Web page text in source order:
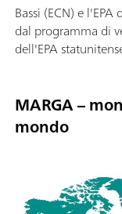
Bassi (ECN) e
dal programma di
dell'EPA
MARGA –
mondo